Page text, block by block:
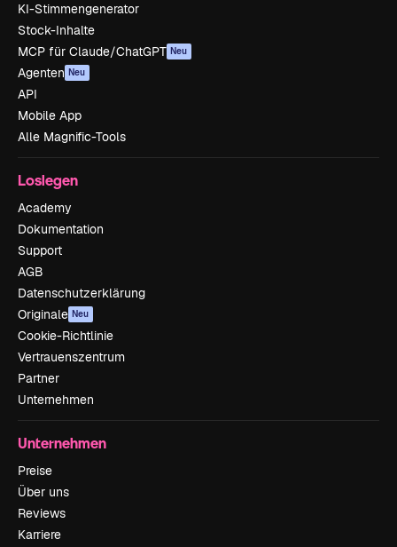
KI-Stimmengenerator
Stock-Inhalte
MCP für Claude/ChatGPT Neu
Agenten Neu
API
Mobile App
Alle Magnific-Tools
Loslegen
Academy
Dokumentation
Support
AGB
Datenschutzerklärung
Originale Neu
Cookie-Richtlinie
Vertrauenszentrum
Partner
Unternehmen
Unternehmen
Preise
Über uns
Reviews
Karriere